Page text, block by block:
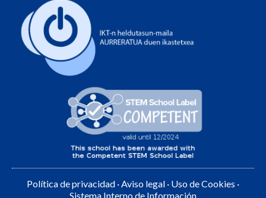
Política de privacidad ·Aviso legal · Uso de Cookies ·
Sistema Interno de Información